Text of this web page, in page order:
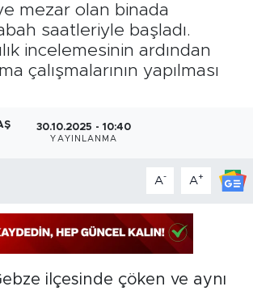
mezar olan binada
saatleriyle başladı.
incelemesinin ardından
çalışmalarının yapılması
30.10.2025 - 10:40
YAYINLANMA
A- A+
ilçesinde çöken ve aynı